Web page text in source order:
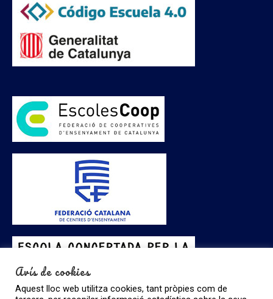
Avís de cookies
Aquest lloc web utilitza cookies, tant pròpies com de